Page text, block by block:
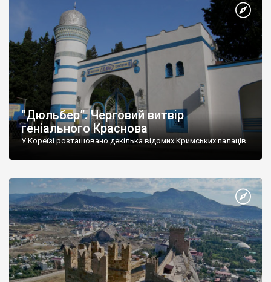
“Дюльбер”. Черговий витвір
геніального Краснова
У Кореїзі розташовано декілька відомих Кримських палаців.